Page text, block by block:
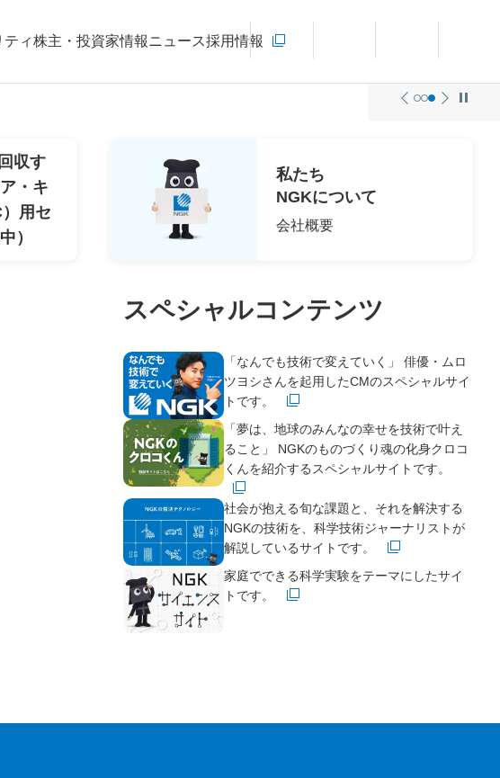
ィ株主・投資家情報ニュース採用情報
新規ウィンドウを開きます
言語切り替えメニューを開く
収す
・キ
用セ
）
私たち
NGKについて
会社概要
スペシャルコンテンツ
「なんでも技術で変えていく」 俳優・ムロ
ツヨシさんを起用したCMのスペシャルサイ
トです。
（新規ウインドウで開きます）
「夢は、地球のみんなの幸せを技術で叶え
ること」 NGKのものづくり魂の化身クロコ
くんを紹介するスペシャルサイトです。
（新規ウインドウで開きます）
社会が抱える旬な課題と、それを解決する
NGKの技術を、科学技術ジャーナリストが
解説しているサイトです。
（新規ウインドウで開きます）
家庭でできる科学実験をテーマにしたサイ
トです。
（新規ウインドウで開きます）